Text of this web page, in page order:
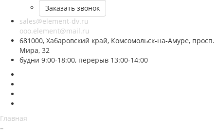
Заказать звонок
sales@element-dv.ru
ooo.element@mail.ru
681000, Хабаровский край, Комсомольск-на-Амуре, просп.
Мира, 32
будни 9:00-18:00, перерыв 13:00-14:00
Главная
–